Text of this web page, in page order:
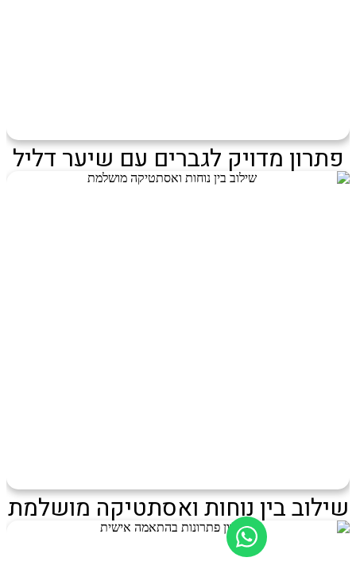
פתרון מדויק לגברים עם שיער דליל
שילוב בין נוחות ואסתטיקה מושלמת